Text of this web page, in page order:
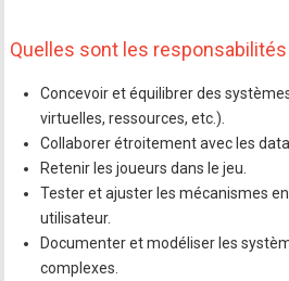
Quelles sont les
Concevoir et équilibrer des
virtuelles, ressources, etc.).
Collaborer étroitement avec les
Retenir les joueurs dans le jeu.
Tester et ajuster les mécanismes
utilisateur.
Documenter et modéliser les
complexes.